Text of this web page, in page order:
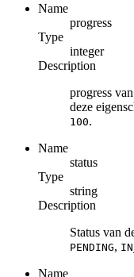
Name
progress
Type
integer
Description
progress
deze
100.
Name
status
Type
string
Description
Status van
PENDING,
Name